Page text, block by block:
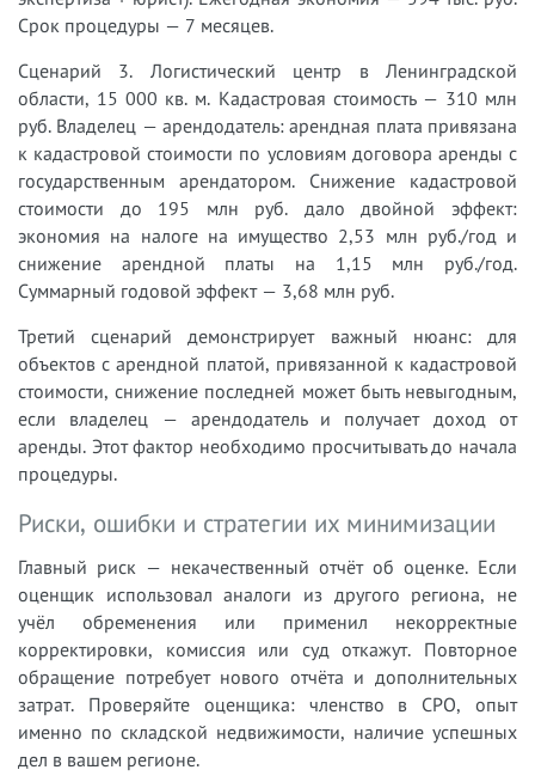
Срок процедуры — 7 месяцев.
Сценарий 3. Логистический центр в Ленинградской
области, 15 000 кв. м. Кадастровая стоимость — 310 млн
руб. Владелец — арендодатель: арендная плата привязана
к кадастровой стоимости по условиям договора аренды с
государственным арендатором. Снижение кадастровой
стоимости до 195 млн руб. дало двойной эффект:
экономия на налоге на имущество 2,53 млн руб./год и
снижение арендной платы на 1,15 млн руб./год.
Суммарный годовой эффект — 3,68 млн руб.
Третий сценарий демонстрирует важный нюанс: для
объектов с арендной платой, привязанной к кадастровой
стоимости, снижение последней может быть невыгодным,
если владелец — арендодатель и получает доход от
аренды. Этот фактор необходимо просчитывать до начала
процедуры.
Риски, ошибки и стратегии их минимизации
Главный риск — некачественный отчёт об оценке. Если
оценщик использовал аналоги из другого региона, не
учёл обременения или применил некорректные
корректировки, комиссия или суд откажут. Повторное
обращение потребует нового отчёта и дополнительных
затрат. Проверяйте оценщика: членство в СРО, опыт
именно по складской недвижимости, наличие успешных
дел в вашем регионе.